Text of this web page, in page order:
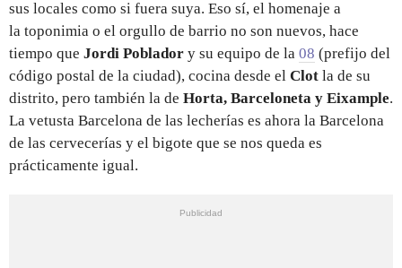
sus locales como si fuera suya. Eso sí, el homenaje a
la toponimia o el orgullo de barrio no son nuevos, hace
tiempo que Jordi Poblador y su equipo de la 08 (prefijo del
código postal de la ciudad), cocina desde el Clot la de su
distrito, pero también la de Horta, Barceloneta y Eixample.
La vetusta Barcelona de las lecherías es ahora la Barcelona
de las cervecerías y el bigote que se nos queda es
prácticamente igual.